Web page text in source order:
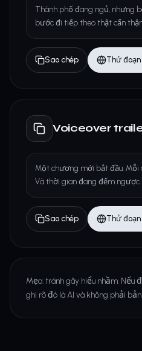
Thành phố đang ngủ, nhưng
bước đi tiếp theo thật cẩn
Sao chép Thử
Voiceover
Một chương mới bắt đầu. Mỗi
Và thời gian đang đếm ngược.
Sao chép Thử
Mẹo: tránh gây hiểu nhầm. Nếu
ghi rõ đó là AI và không phải